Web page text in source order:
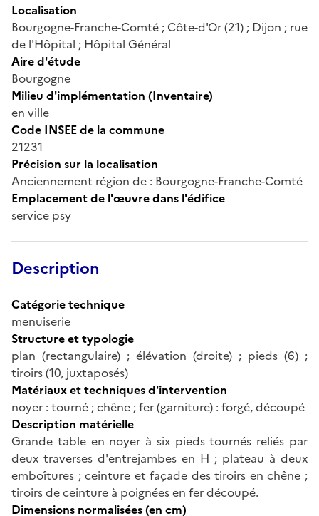
Localisation
Bourgogne-Franche-Comté ; Côte-d'Or (21) ; Dijon ; rue
de l'Hôpital ; Hôpital Général
Aire d'étude
Bourgogne
Milieu d'implémentation (Inventaire)
en ville
Code INSEE de la commune
21231
Précision sur la localisation
Anciennement région de : Bourgogne-Franche-Comté
Emplacement de l'œuvre dans l'édifice
service psy
Description
Catégorie technique
menuiserie
Structure et typologie
plan (rectangulaire) ; élévation (droite) ; pieds (6) ;
tiroirs (10, juxtaposés)
Matériaux et techniques d'intervention
noyer : tourné ; chêne ; fer (garniture) : forgé, découpé
Description matérielle
Grande table en noyer à six pieds tournés reliés par
deux traverses d'entrejambes en H ; plateau à deux
emboîtures ; ceinture et façade des tiroirs en chêne ;
tiroirs de ceinture à poignées en fer découpé.
Dimensions normalisées (en cm)